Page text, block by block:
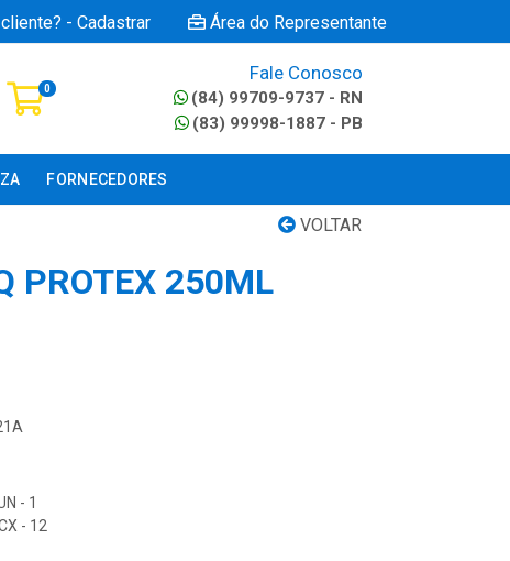
- Cadastrar Área do Representante
0
Fale Conosco
(84) 99709-9737 - RN
(83) 99998-1887 - PB
FORNECEDORES
VOLTAR
PROTEX 250ML
- 1
- 12